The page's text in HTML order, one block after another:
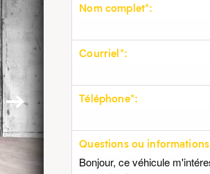
Nom complet*:
Courriel*:
Téléphone*:
Questions ou informations